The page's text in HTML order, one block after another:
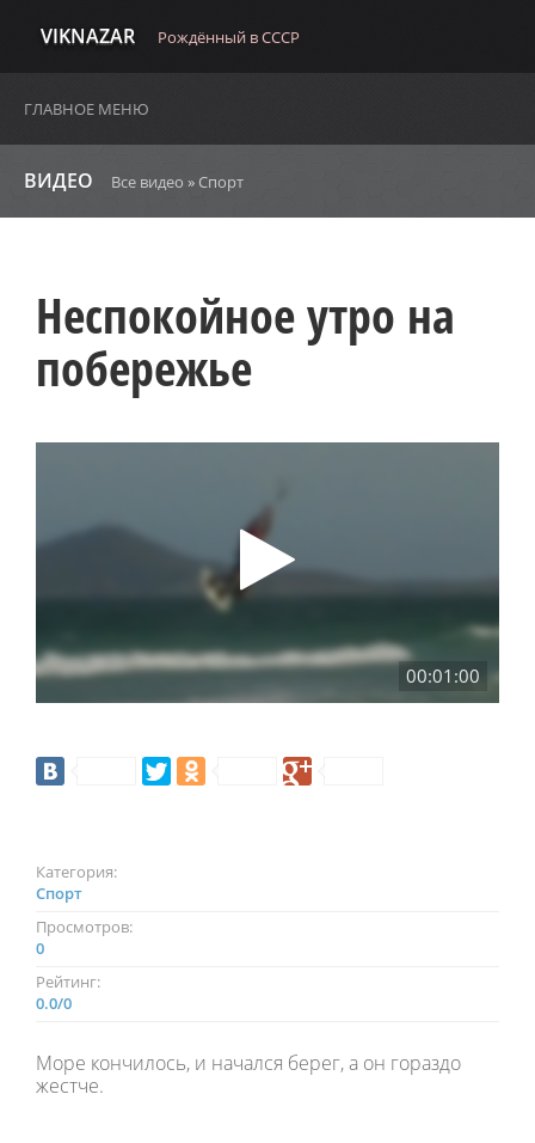
VIKNAZAR Рождённый в СССР
ГЛАВНОЕ МЕНЮ
ВИДЕО Все видео » Спорт
Неспокойное утро на
побережье
00:01:00
Категория:
Спорт
Просмотров:
0
Рейтинг:
0.0/0
Море кончилось, и начался берег, а он гораздо
жестче.